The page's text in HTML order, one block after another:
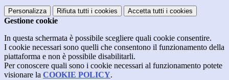
Personalizza Rifiuta tutti i cookies Accetta tutti i cookies
Gestione cookie
In questa schermata è possibile scegliere quali cookie consentire.
I cookie necessari sono quelli che consentono il funzionamento della
piattaforma e non è possibile disabilitarli.
Per conoscere quali sono i cookie necessari al funzionamento potete
visionare la COOKIE POLICY.